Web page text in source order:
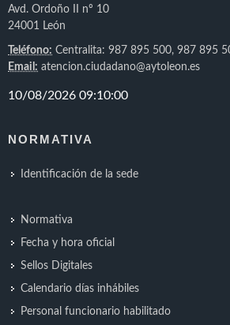
Avd. Ordoño II nº 10
24001 León
Teléfono: Centralita: 987 895 500, 987 895
Email: atencion.ciudadano@aytoleon.es
NORMATIVA
Identificación de la sede
Normativa
Fecha y hora oficial
Sellos Digitales
Calendario días inhábiles
Personal funcionario habilitado